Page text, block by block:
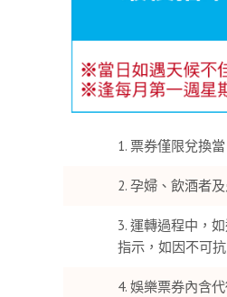
票券僅限兌換
孕婦、飲酒者
運轉過程中，
指示，如因不可
娛樂票券內含